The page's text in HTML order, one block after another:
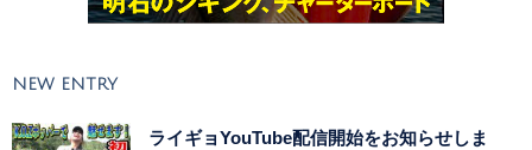
NEW ENTRY
ライギョYouTube配信開始をお知らせしま